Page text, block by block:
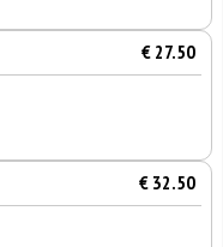
€ 27.50
€ 32.50